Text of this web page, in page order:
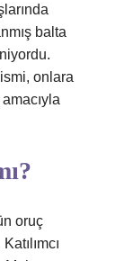
balta
onlara
oruç